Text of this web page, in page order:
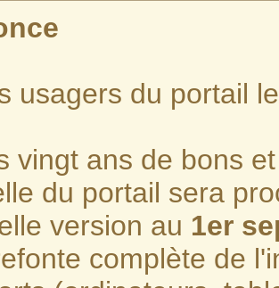
usagers du portail
vingt ans de bons
du portail sera
version au 1er
complète de